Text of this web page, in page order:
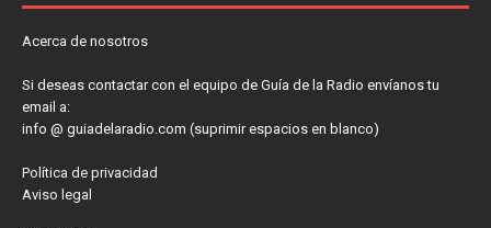
Acerca de nosotros
Si deseas contactar con el equipo de Guía de la Radio envíanos tu
email a:
info @ guiadelaradio.com (suprimir espacios en blanco)
Política de privacidad
Aviso legal